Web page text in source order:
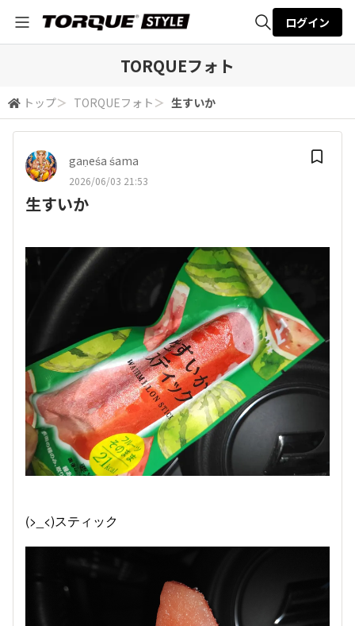
検索
ログイン
TORQUEフォト
トップ＞ TORQUEフォト ＞ 生すいか
gaṇeśa śama
2026/06/03 21:53
生すいか
(>_<)スティック